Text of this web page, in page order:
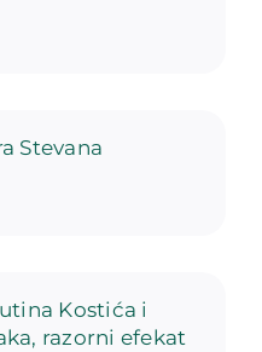
Stevana
Kostića i
razorni efekat